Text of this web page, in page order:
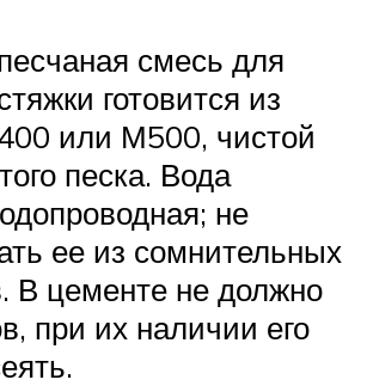
смесь для
готовится из
или М500, чистой
песка. Вода
не
ее из сомнительных
В цементе не должно
при их наличии его